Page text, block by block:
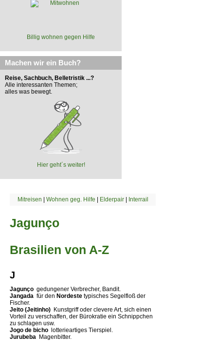
Billig wohnen gegen Hilfe
Machen wir ein Buch?
Reise, Sachbuch, Belletristik ...?
Alle interessanten Themen;
alles was bewegt.
Hier geht´s weiter!
Mitreisen | Wohnen geg. Hilfe | Elderpair| Interrail
Jagunço
Brasilien von A-Z
J
Jagunço  gedungener Verbrecher, Bandit.
Jangada  für den Nordeste typisches Segelfloß der
Fischer.
Jeito (Jeitinho)  Kunstgriff oder clevere Art, sich einen
Vorteil zu verschaffen, der Bürokratie ein Schnippchen
zu schlagen usw.
Jogo de bicho  lotterieartiges Tierspiel.
Jurubeba  Magenbitter.